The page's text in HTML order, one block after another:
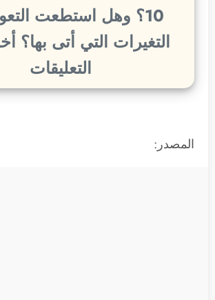
10؟ وهل استطعت
التغيرات التي أتى بها؟
التعليقات
المصدر: